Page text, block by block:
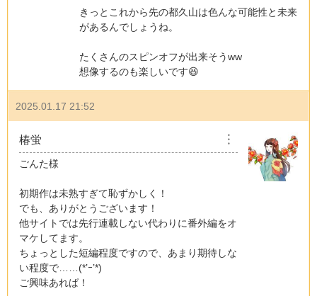
きっとこれから先の都久山は色んな可能性と未来
があるんでしょうね。
たくさんのスピンオフが出来そうww
想像するのも楽しいです😆
2025.01.17 21:52
椿蛍 ︙
ごんた様
初期作は未熟すぎて恥ずかしく！
でも、ありがとうございます！
他サイトでは先行連載しない代わりに番外編をオ
マケしてます。
ちょっとした短編程度ですので、あまり期待しな
い程度で……(*’ｰ’*)
ご興味あれば！